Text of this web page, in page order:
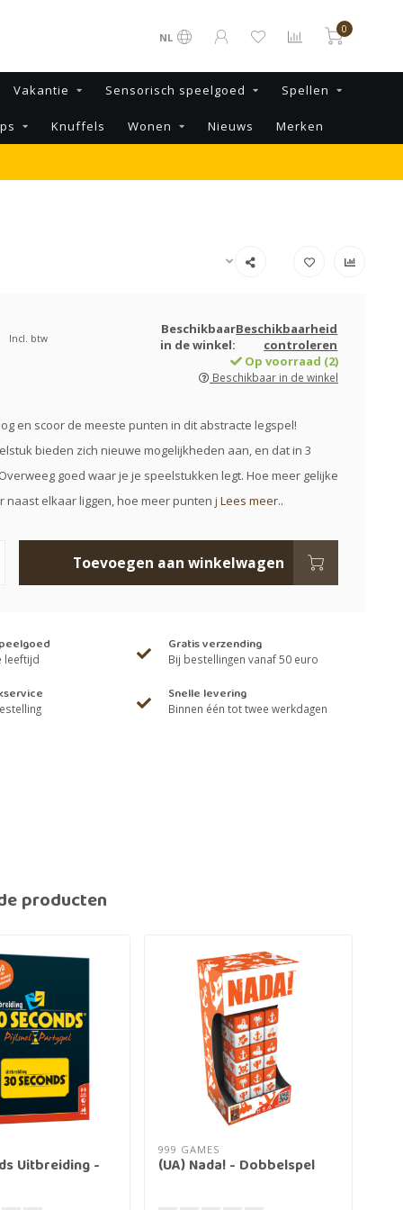
NL
0
Vakantie Sensorisch speelgoed Spellen
Knuffels Wonen Nieuws Merken
Incl. btw
Beschikbaar
in de winkel:
Beschikbaarheid
controleren
Op voorraad (2)
Beschikbaar in de winkel
en scoor de meeste punten in dit abstracte legspel!
bieden zich nieuwe mogelijkheden aan, en dat in 3
goed waar je je speelstukken legt. Hoe meer gelijke
naast elkaar liggen, hoe meer punten j Lees meer..
Toevoegen aan winkelwagen
leeftijd
Gratis verzending
Bij bestellingen vanaf 50 euro
Snelle levering
Binnen één tot twee werkdagen
producten
Uitbreiding -
999 GAMES
(UA) Nada! - Dobbelspel